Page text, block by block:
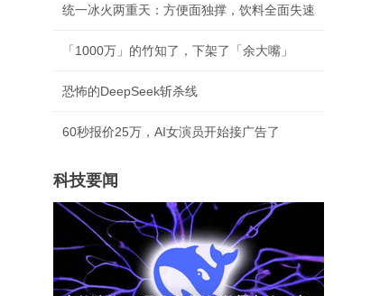
统一冰火两重天：方便面独撑，饮料全面失速
「1000万」的竹知了，下架了「余大嘴」
恐怖的DeepSeek斩杀线
60秒报价25万，AI女演员开始接广告了
科技要闻